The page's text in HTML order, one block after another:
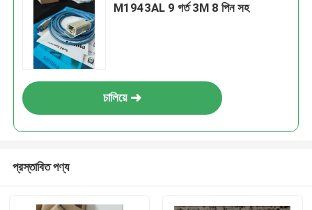
M1943AL 9 গর্ত 3M 8 পিন সহ
চালিয়ে
প্রস্তাবিত পণ্য